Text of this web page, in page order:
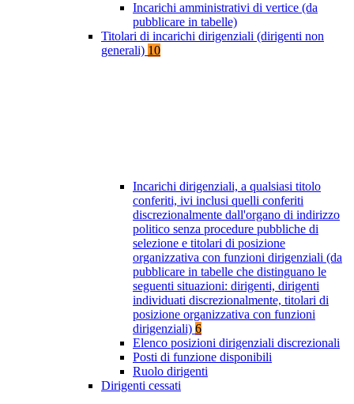
Incarichi amministrativi di vertice (da
pubblicare in tabelle)
Titolari di incarichi dirigenziali (dirigenti non
generali) 10
Incarichi dirigenziali, a qualsiasi titolo
conferiti, ivi inclusi quelli conferiti
discrezionalmente dall'organo di indirizzo
politico senza procedure pubbliche di
selezione e titolari di posizione
organizzativa con funzioni dirigenziali (da
pubblicare in tabelle che distinguano le
seguenti situazioni: dirigenti, dirigenti
individuati discrezionalmente, titolari di
posizione organizzativa con funzioni
dirigenziali) 6
Elenco posizioni dirigenziali discrezionali
Posti di funzione disponibili
Ruolo dirigenti
Dirigenti cessati